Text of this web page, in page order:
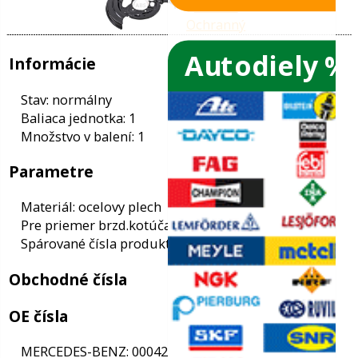
oleja
Informácie
Autodiely %